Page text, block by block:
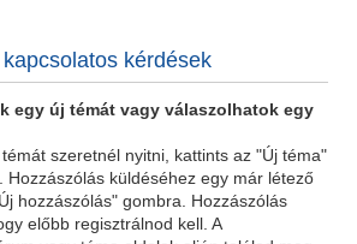
kérdések
egy új témát vagy válaszolhatok egy
szeretnél nyitni, kattints az "Új téma"
Hozzászólás küldéséhez egy már létező
hozzászólás" gombra. Hozzászólás
előbb regisztrálnod kell. A